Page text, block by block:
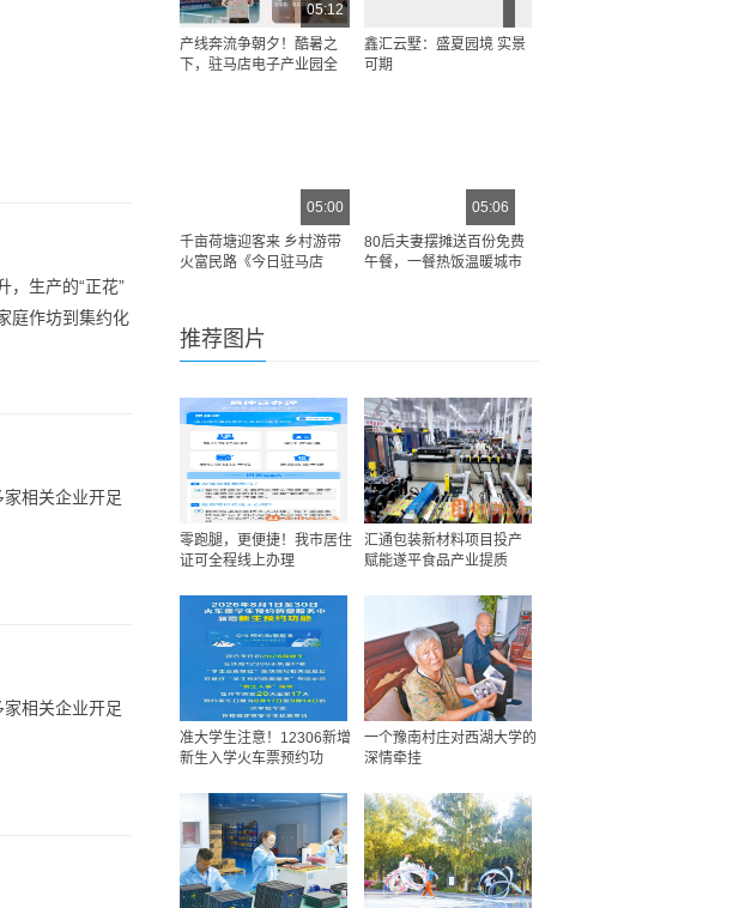
，生产的“正花”
庭作坊到集约化
相关企业开足
相关企业开足
05:12
产线奔流争朝夕！酷暑之
下，驻马店电子产业园全
鑫汇云墅：盛夏园境 实景
可期
05:00
千亩荷塘迎客来 乡村游带
火富民路《今日驻马店
05:06
80后夫妻摆摊送百份免费
午餐，一餐热饭温暖城市
推荐图片
零跑腿，更便捷！我市居住
证可全程线上办理
汇通包装新材料项目投产
赋能遂平食品产业提质
准大学生注意！12306新增
新生入学火车票预约功
一个豫南村庄对西湖大学的
深情牵挂